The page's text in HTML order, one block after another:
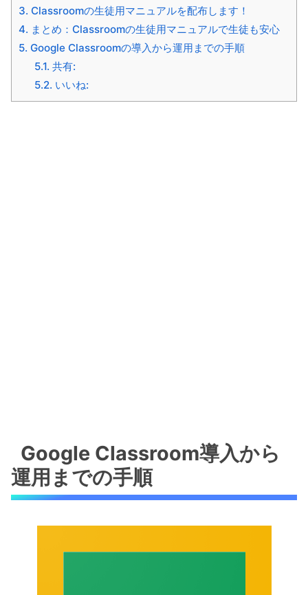
3. Classroomの生徒用マニュアルを配布します！
4. まとめ：Classroomの生徒用マニュアルで生徒も安心
5. Google Classroomの導入から運用までの手順
5.1. 共有:
5.2. いいね:
Google Classroom導入から
運用までの手順